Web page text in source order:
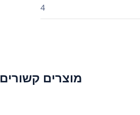
4
מוצרים קשורים